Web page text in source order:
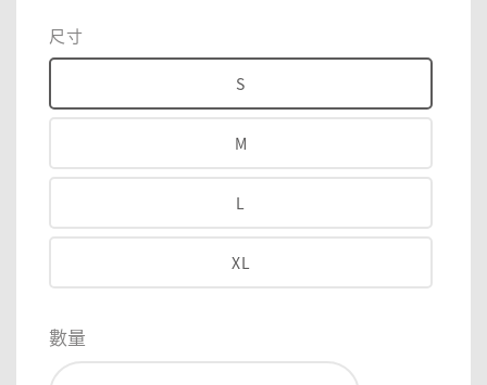
尺寸
S
M
L
XL
數量